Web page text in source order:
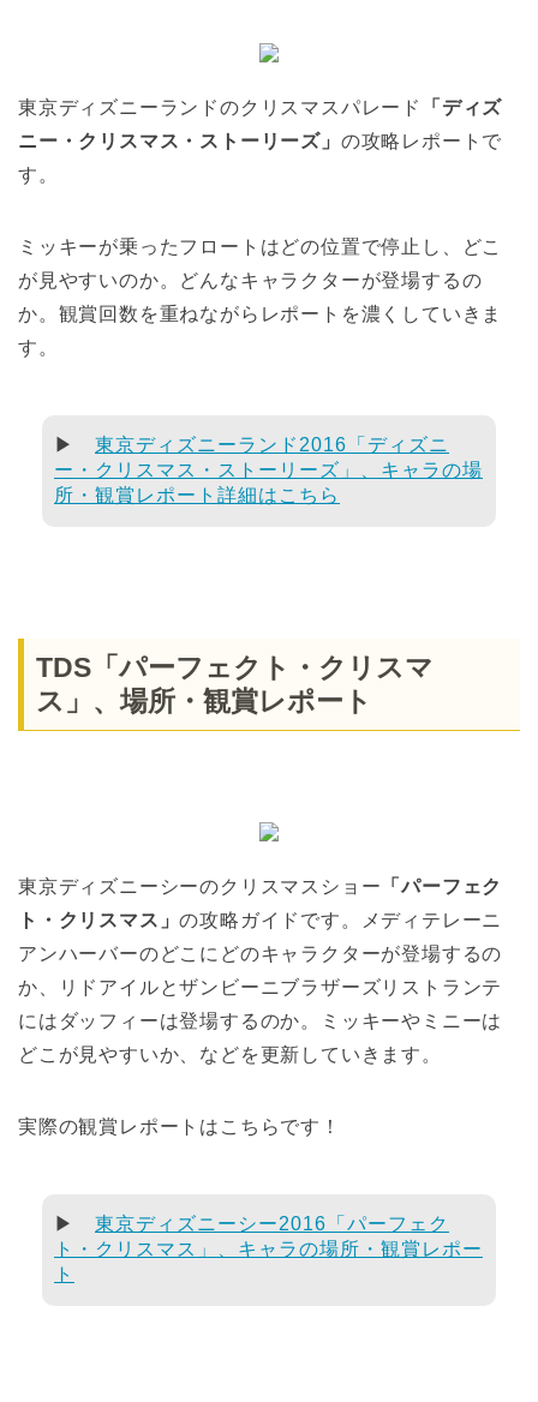
東京ディズニーランドのクリスマスパレード
「ディズ
ニー・クリスマス・ストーリーズ」 の攻略レポートで
す。
ミッキーが乗ったフロートはどの位置で停止し、どこ
が見やすいのか。どんなキャラクターが登場するの
か。観賞回数を重ねながらレポートを濃くしていきま
す。
▶ 東京ディズニーランド2016「ディズニ
ー・クリスマス・ストーリーズ」、キャラの場
所・観賞レポート詳細はこちら
TDS「パーフェクト・クリスマ
ス」、場所・観賞レポート
東京ディズニーシーのクリスマスショー 「パーフェク
ト・クリスマス」の攻略ガイドです。メディテレーニ
アンハーバーのどこにどのキャラクターが登場するの
か、リドアイルとザンビーニブラザーズリストランテ
にはダッフィーは登場するのか。ミッキーやミニーは
どこが見やすいか、などを更新していきます。
実際の観賞レポートはこちらです！
▶ 東京ディズニーシー2016「パーフェク
ト・クリスマス」、キャラの場所・観賞レポー
ト